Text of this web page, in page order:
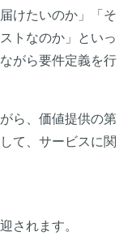
けたいのか」「そ
トなのか」といっ
がら要件定義を行
ら、価値提供の第
て、サービスに関
されます。